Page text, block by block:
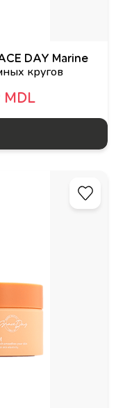
DAY Marine
кругов
MDL